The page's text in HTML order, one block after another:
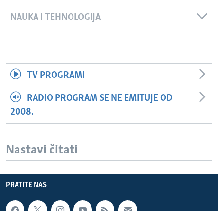
NAUKA I TEHNOLOGIJA
TV PROGRAMI
RADIO PROGRAM SE NE EMITUJE OD
2008.
Nastavi čitati
PRATITE NAS